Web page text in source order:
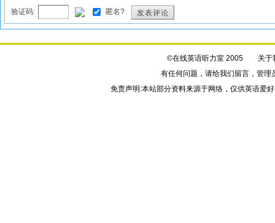
验证码: 匿名? 发表评论
©在线英语听力室 2005 关于
有任何问题，请给我们留言，管理
免责声明:本站部分资料来源于网络，仅供英语爱